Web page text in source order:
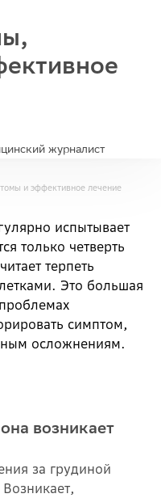
журналист
и эффективное лечение
испытывает
только четверть
терпеть
Это большая
симптом,
осложнениям.
возникает
за грудиной